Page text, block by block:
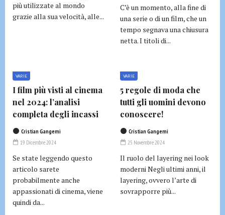
più utilizzate al mondo
grazie alla sua velocità, alle...
C’è un momento, alla fine di
una serie o di un film, che un
tempo segnava una chiusura
netta. I titoli di...
VARIE
I film più visti al cinema
nel 2024: l’analisi
completa degli incassi
Cristian Gangemi
19 Dicembre 2024
Se state leggendo questo
articolo sarete
probabilmente anche
appassionati di cinema, viene
quindi da...
VARIE
5 regole di moda che
tutti gli uomini devono
conoscere!
Cristian Gangemi
25 Novembre 2024
Il ruolo del layering nei look
moderni Negli ultimi anni, il
layering, ovvero l’arte di
sovrapporre più...